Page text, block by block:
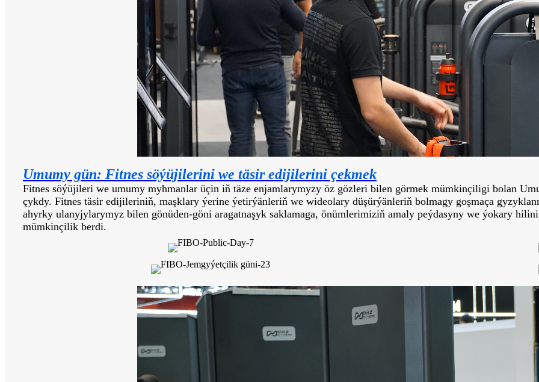
Umumy gün: Fitnes söýüjilerini we täsir edijilerini çekmek
Fitnes söýüjileri we umumy myhmanlar üçin iň täze enjamlarymyzy öz gözleri bilen görmek mümkinçiligi bolan
çykdy. Fitnes täsir edijileriniň, maşklary ýerine ýetirýänleriň we wideolary düşürýänleriň bolmagy goşmaça
ahyrky ulanyjylarymyz bilen gönüden-göni aragatnaşyk saklamaga, önümlerimiziň amaly peýdasyny we ýokary
mümkinçilik berdi.